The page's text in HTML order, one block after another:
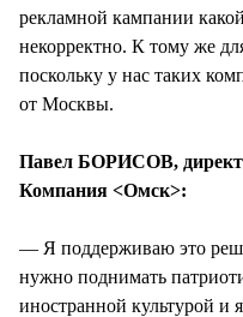
рекламной кампании
некорректно. К тому же
поскольку у нас таких
от Москвы.
Павел БОРИСОВ,
Компания <Омск>:
— Я поддерживаю это
нужно поднимать
иностранной культурой и